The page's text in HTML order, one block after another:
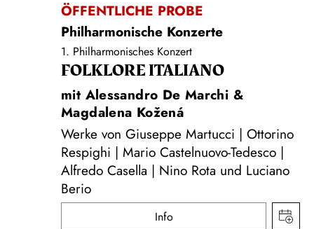
ÖFFENTLICHE PROBE
Philharmonische Konzerte
1. Philharmonisches Konzert
FOLKLORE ITALIANO
mit Alessandro De Marchi &
Magdalena Kožená
Werke von Giuseppe Martucci | Ottorino
Respighi | Mario Castelnuovo-Tedesco |
Alfredo Casella | Nino Rota und Luciano
Berio
Info